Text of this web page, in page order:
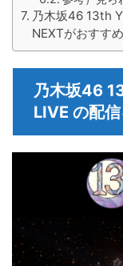
乃木坂46 13th
NEXTがおすす
乃木坂46
LIVE の配